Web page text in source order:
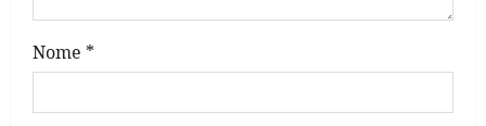
Nome *